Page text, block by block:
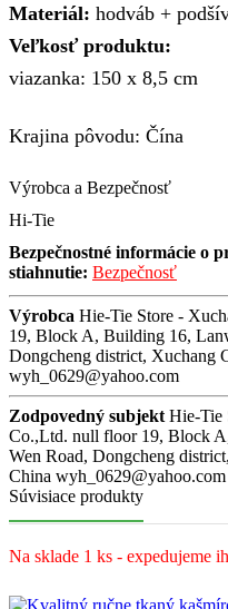
Materiál: hodváb +
Veľkosť produktu:
viazanka: 150 x 8,5 cm
Krajina pôvodu: Čína
Výrobca a Bezpečnosť
Hi-Tie
Bezpečnostné informácie o
stiahnutie: Bezpečnosť
Výrobca Hie-Tie Store -
19, Block A, Building 16,
Dongcheng district, Xuchang
wyh_0629@yahoo.com
Zodpovedný subjekt Hie-Tie
Co.,Ltd. null floor 19, Block
Wen Road, Dongcheng
China wyh_0629@yahoo.com
Súvisiace produkty
Na sklade 1 ks - expedujeme